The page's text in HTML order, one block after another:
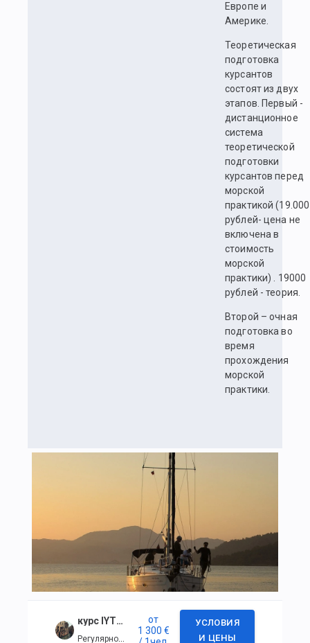
Европе и
Америке.
Теоретическая
подготовка
курсантов
состоят из двух
этапов. Первый -
дистанционное
система
теоретической
подготовки
курсантов перед
морской
практикой (19.000
рублей- цена не
включена в
стоимость
морской
практики) . 19000
рублей - теория.
Второй – очная
подготовка во
время
прохождения
морской
практики.
курс IYT Bareboat Skipper + VHF
Регулярное событие
от
1 300 €
УСЛОВИЯ
И ЦЕНЫ